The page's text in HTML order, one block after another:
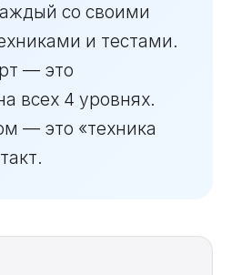
со своими
и тестами.
— это
всех 4 уровнях.
— это «техника